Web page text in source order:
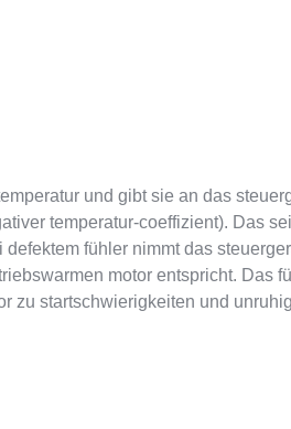
und gibt sie an das
temperatur-coeffizient). Das
fühler nimmt das
motor entspricht. Das
zu startschwierigkeiten und